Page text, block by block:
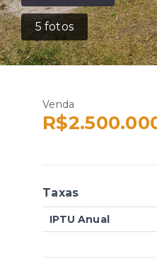
5 fotos
Venda
Taxas
IPTU Anual